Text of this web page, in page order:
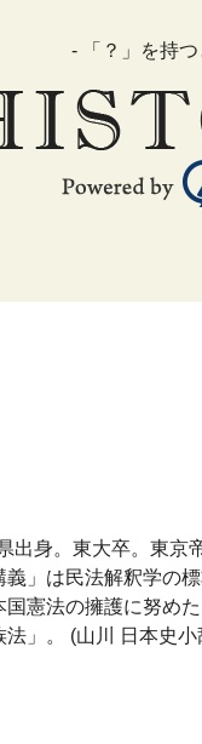
- 「？」を持
身。東大卒。東京
」は民法解釈学の
憲法の擁護に努め
」。 (山川 日本史